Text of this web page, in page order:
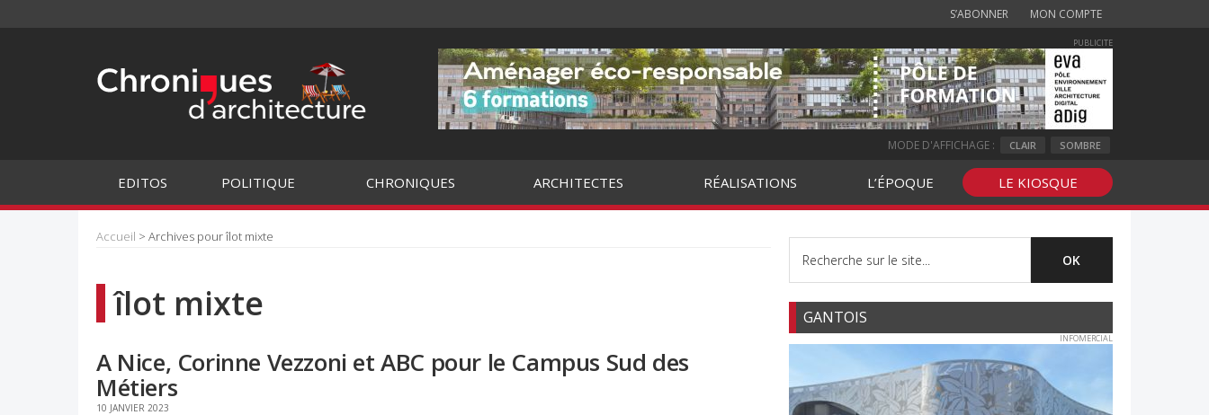
S’ABONNER MON COMPTE
PUBLICITE
MODE D'AFFICHAGE : CLAIR SOMBRE
EDITOS POLITIQUE CHRONIQUES ARCHITECTES RÉALISATIONS L’ÉPOQUE LE KIOSQUE
Accueil > Archives pour îlot mixte
îlot mixte
A Nice, Corinne Vezzoni et ABC pour le Campus Sud des
Métiers
10 JANVIER 2023
GANTOIS
INFOMERCIAL